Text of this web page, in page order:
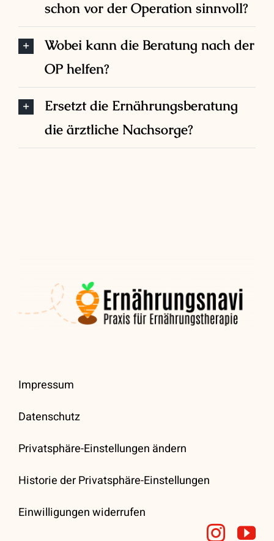
schon vor der Operation sinnvoll?
Wobei kann die Beratung nach der
OP helfen?
Ersetzt die Ernährungsberatung
die ärztliche Nachsorge?
Impressum
Datenschutz
Privatsphäre-Einstellungen ändern
Historie der Privatsphäre-Einstellungen
Einwilligungen widerrufen